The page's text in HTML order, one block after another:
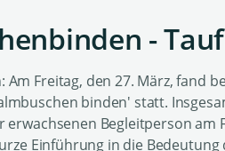
-
Freitag, den 27. März, fand
binden' statt.
erwachsenen Begleitperson am
Einführung in die